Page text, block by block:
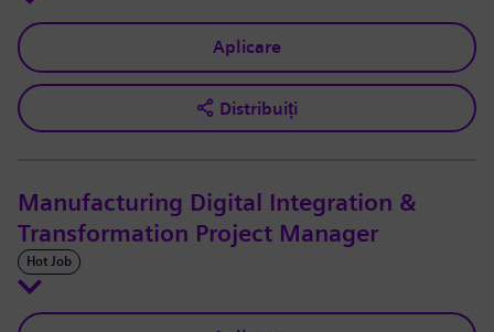
Aplicare
Distribuiți
Manufacturing Digital Integration &
Transformation Project Manager
Hot Job